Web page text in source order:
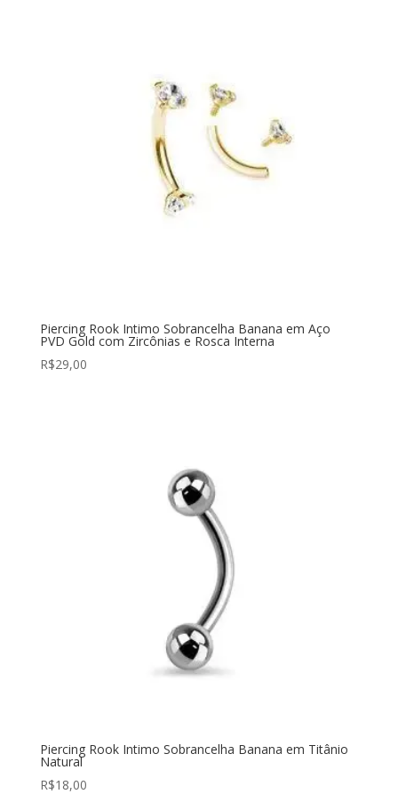
Piercing Rook Intimo Sobrancelha Banana em Aço
PVD Gold com Zircônias e Rosca Interna
R$29,00
Piercing Rook Intimo Sobrancelha Banana em Titânio
Natural
R$18,00